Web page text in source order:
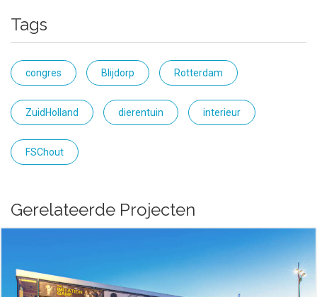
Tags
congres Blijdorp Rotterdam
ZuidHolland dierentuin interieur
FSChout
Gerelateerde Projecten